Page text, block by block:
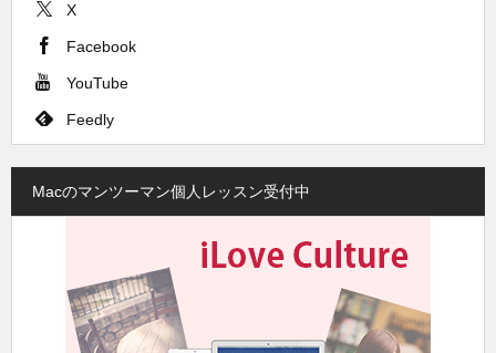
X
Facebook
YouTube
Feedly
Macのマンツーマン個人レッスン受付中